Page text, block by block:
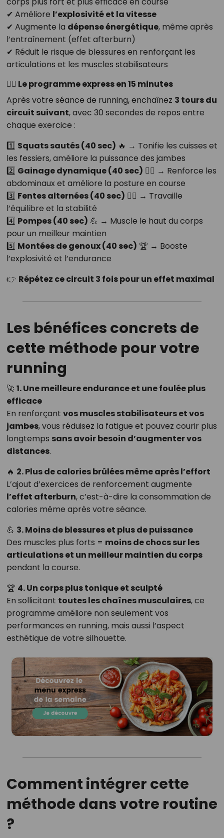
✔ Améliore l’explosivité et la vitesse
✔ Augmente la dépense énergétique, même après
l’entraînement (effet afterburn)
✔ Réduit le risque de blessures en renforçant les
articulations et les muscles stabilisateurs
🏋️‍♀️ Le programme express en 15 minutes
Après votre séance de running, enchaînez 3 tours du
circuit suivant, avec 30 secondes de repos entre
chaque exercice :
1️⃣ Squats sautés (40 sec) 🔥 → Tonifie les cuisses et
les fessiers, améliore la puissance des jambes
2️⃣ Gainage dynamique (40 sec) 🤸‍♀️ → Renforce les
abdominaux et améliore la posture en course
3️⃣ Fentes alternées (40 sec) 🏃‍♂️ → Travaille
l’équilibre et la stabilité
4️⃣ Pompes (40 sec) 💪 → Muscle le haut du corps
pour un meilleur maintien
5️⃣ Montées de genoux (40 sec) 🏆 → Booste
l’explosivité et l’endurance
👉 Répétez ce circuit 3 fois pour un effet maximal
Les bénéfices concrets de
cette méthode pour votre
running
🚀1. Une meilleure endurance et une foulée plus
efficace
En renforçant vos muscles stabilisateurs et vos
jambes, vous réduisez la fatigue et pouvez courir plus
longtemps sans avoir besoin d’augmenter vos
distances.
🔥 2. Plus de calories brûlées même après l’effort
L’ajout d’exercices de renforcement augmente
l’effet afterburn, c’est-à-dire la consommation de
calories même après votre séance.
💪 3. Moins de blessures et plus de puissance
Des muscles plus forts = moins de chocs sur les
articulations et un meilleur maintien du corps
pendant la course.
🏆 4. Un corps plus tonique et sculpté
En sollicitant toutes les chaînes musculaires, ce
programme améliore non seulement vos
performances en running, mais aussi l’aspect
esthétique de votre silhouette.
Comment intégrer cette
méthode dans votre routine
?